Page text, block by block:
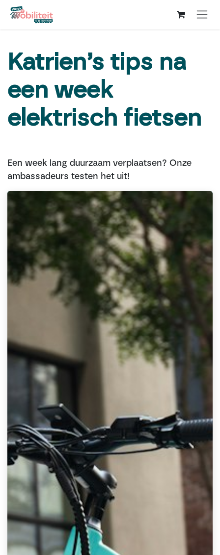
Overslaan naar inhoud
Katrien’s tips na
een week
elektrisch fietsen
Een week lang duurzaam verplaatsen? Onze
ambassadeurs testen het uit!